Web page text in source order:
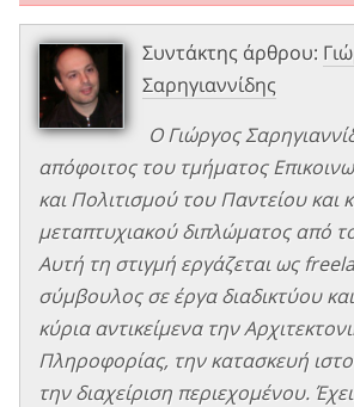
Συντάκτης άρθρου:
Σαρηγιαννίδης
Ο Γιώργος
απόφοιτος του τμήματος
και Πολιτισμού του Παντείου και
μεταπτυχιακού διπλώματος από
Αυτή τη στιγμή εργάζεται ως
σύμβουλος σε έργα διαδικτύου
κύρια αντικείμενα την
Πληροφορίας, την κατασκευή
την διαχείριση περιεχομένου. Έχει